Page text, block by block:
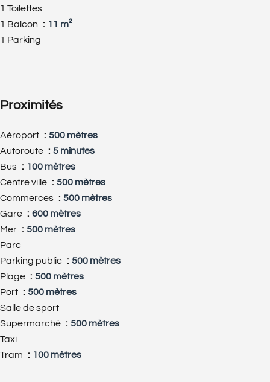
1 Toilettes
1 Balcon
11 m²
1 Parking
Proximités
Aéroport
500 mètres
Autoroute
5 minutes
Bus
100 mètres
Centre ville
500 mètres
Commerces
500 mètres
Gare
600 mètres
Mer
500 mètres
Parc
Parking public
500 mètres
Plage
500 mètres
Port
500 mètres
Salle de sport
Supermarché
500 mètres
Taxi
Tram
100 mètres